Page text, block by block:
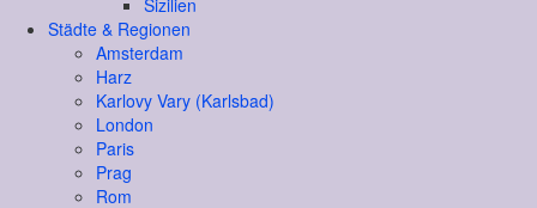
Sizilien
Städte & Regionen
Amsterdam
Harz
Karlovy Vary (Karlsbad)
London
Paris
Prag
Rom